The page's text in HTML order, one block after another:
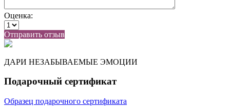
Оценка:
Отправить отзыв
ДАРИ НЕЗАБЫВАЕМЫЕ ЭМОЦИИ
Подарочный сертификат
Образец подарочного сертификата